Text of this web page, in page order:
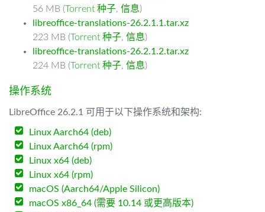
56 MB (Torrent 种子, 信息)
libreoffice-translations-26.2.1.1.tar.xz
223 MB (Torrent 种子, 信息)
libreoffice-translations-26.2.1.2.tar.xz
224 MB (Torrent 种子, 信息)
操作系统
LibreOffice 26.2.1 可用于以下操作系统和架构:
Linux Aarch64 (deb)
Linux Aarch64 (rpm)
Linux x64 (deb)
Linux x64 (rpm)
macOS (Aarch64/Apple Silicon)
macOS x86_64 (需要 10.14 或更高版本)